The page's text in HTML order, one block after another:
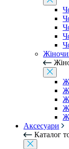
Аксесуари
Каталог